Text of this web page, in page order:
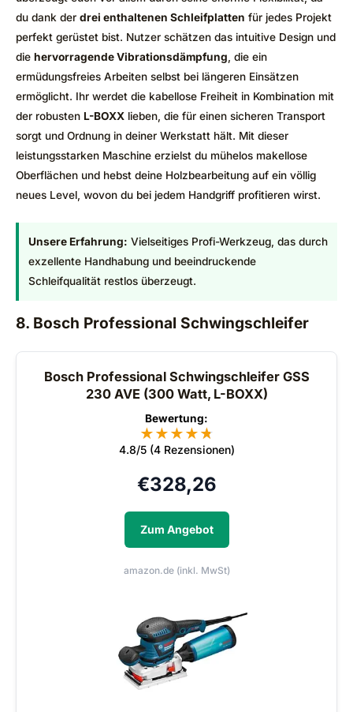
du dank der drei enthaltenen Schleifplatten für jedes Projekt
perfekt gerüstet bist. Nutzer schätzen das intuitive Design und
die hervorragende Vibrationsdämpfung, die ein
ermüdungsfreies Arbeiten selbst bei längeren Einsätzen
ermöglicht. Ihr werdet die kabellose Freiheit in Kombination mit
der robusten L-BOXX lieben, die für einen sicheren Transport
sorgt und Ordnung in deiner Werkstatt hält. Mit dieser
leistungsstarken Maschine erzielst du mühelos makellose
Oberflächen und hebst deine Holzbearbeitung auf ein völlig
neues Level, wovon du bei jedem Handgriff profitieren wirst.
Unsere Erfahrung: Vielseitiges Profi-Werkzeug, das durch
exzellente Handhabung und beeindruckende
Schleifqualität restlos überzeugt.
8. Bosch Professional Schwingschleifer
Bosch Professional Schwingschleifer GSS
230 AVE (300 Watt, L-BOXX)
Bewertung:
★★★★★
★
4.8/5 (4 Rezensionen)
€328,26
Zum Angebot
amazon.de (inkl. MwSt)